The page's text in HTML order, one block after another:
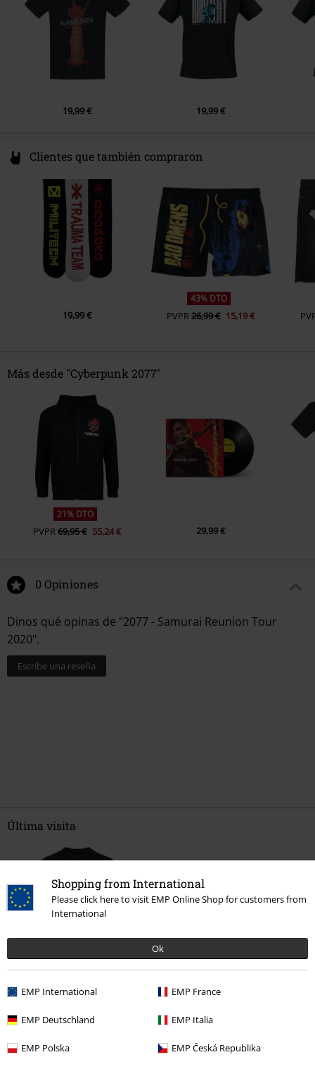
Shopping from International
Please click here to visit EMP Online Shop for customers from
International
Ok
EMP International EMP France
EMP Deutschland EMP Italia
EMP Polska EMP Česká Republika
19,99 € 19,99 €
Clientes que también compraron
19,99 €
43% DTO
PVPR26,99 € 15,19 €
Más desde "Cyberpunk 2077"
21% DTO
PVPR69,95 € 55,24 € 29,99 €
0 Opiniones
Dinos qué opinas de "2077 - Samurai Reunion Tour
2020".
Escribe una reseña
Última visita